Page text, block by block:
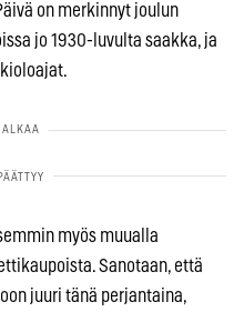
on merkinnyt joulun
jo 1930-luvulta saakka, ja
myös muualla
Sanotaan, että
juuri tänä perjantaina,